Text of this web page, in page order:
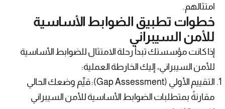
امتثالهم.
خطوات تطبيق الضوابط الأساسية
للأمن السيبراني
إذا كانت مؤسستك تبدأ رحلة الامتثال للضوابط الأساسية
للأمن السيبراني، إليك الخارطة العملية:
التقييم الأولي (Gap Assessment): قيِّم وضعك الحالي
مقارنةً بمتطلبات الضوابط الأساسية للأمن السيبراني